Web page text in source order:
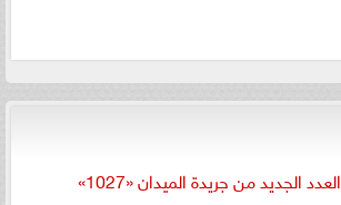
العدد الجديد من جريدة الميدان «1027»